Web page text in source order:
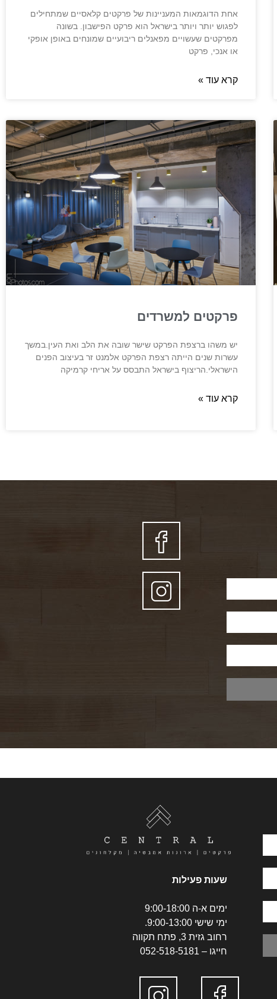
אחת הדוגמאות המעניינות של פרקטים קלאסיים שמתחילים
לפגוש יותר ויותר בישראל הוא פרקט הפישבון. בשונה
מפרקטים שעשויים מפאנלים ריבועיים שמונחים באופן אופקי
או אנכי, פרקט
קרא עוד »
פרקטים למשרדים
יש משהו ברצפת הפרקט שישר שובה את הלב ואת העין.במשך
עשרות שנים הייתה רצפת הפרקט אלמנט זר בעיצוב הפנים
הישראלי.הריצוף בישראל התבסס על אריחי קרמיקה
קרא עוד »
שעות פעילות
ימים א-ה 9:00-18:00
ימי שישי 9:00-13:00.
רחוב גזית 3, פתח תקווה
חייגו – 052-518-5181